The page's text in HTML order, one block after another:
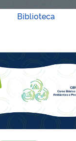
Biblioteca